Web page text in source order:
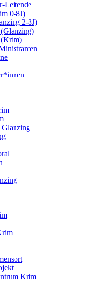
Leitende
0-8J)
2-8J)
(Krim)
Glanzing
Krim